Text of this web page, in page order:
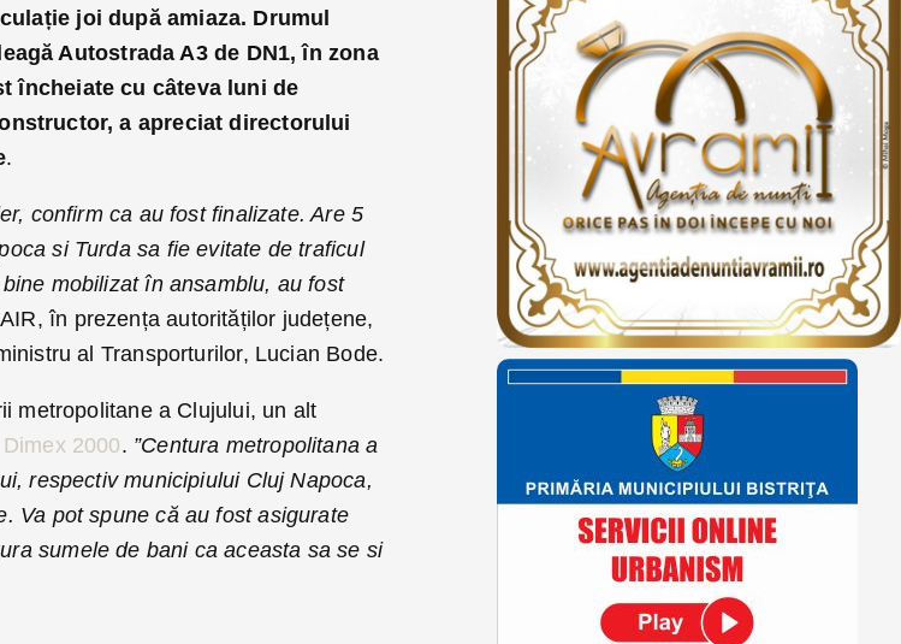
joi după amiaza. Drumul
Autostrada A3 de DN1, în zona
încheiate cu câteva luni de
a apreciat directorului
.
confirm ca au fost finalizate. Are 5
si Turda sa fie evitate de traficul
mobilizat în ansamblu, au fost
în prezența autorităților județene,
al Transporturilor, Lucian Bode.
metropolitane a Clujului, un alt
Dimex 2000. ”Centura metropolitana a
respectiv municipiului Cluj Napoca,
Va pot spune că au fost asigurate
sumele de bani ca aceasta sa se si